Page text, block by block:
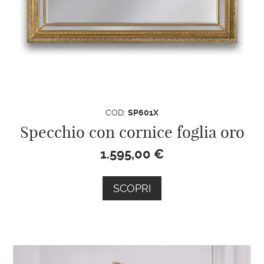
hai scelto.
Ti aiuteremo con la tua ricerca!
COD: SP601X
Specchio con cornice foglia oro
1.595,00 €
SCOPRI